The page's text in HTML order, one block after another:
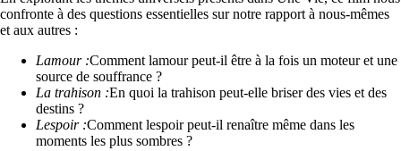
confronte à des questions essentielles sur notre rapport à nous-mêmes
et aux autres :
Lamour :Comment lamour peut-il être à la fois un moteur et une
source de souffrance ?
La trahison :En quoi la trahison peut-elle briser des vies et des
destins ?
Lespoir :Comment lespoir peut-il renaître même dans les
moments les plus sombres ?